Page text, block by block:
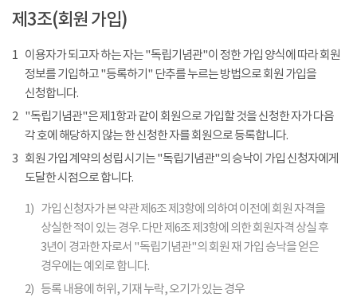
제3조(회원 가입)
1 이용자가 되고자 하는 자는 "독립기념관"이 정한 가입 양식에 따라 회원
정보를 기입하고 "등록하기" 단추를 누르는 방법으로 회원 가입을
신청합니다.
2 "독립기념관"은 제1항과 같이 회원으로 가입할 것을 신청한 자가 다음
각 호에 해당하지 않는 한 신청한 자를 회원으로 등록합니다.
3 회원 가입 계약의 성립 시기는 "독립기념관"의 승낙이 가입 신청자에게
도달한 시점으로 합니다.
1) 가입 신청자가 본 약관 제6조 제3항에 의하여 이전에 회원 자격을
상실한 적이 있는 경우. 다만 제6조 제3항에 의한 회원자격 상실 후
3년이 경과한 자로서 "독립기념관"의 회원 재 가입 승낙을 얻은
경우에는 예외로 합니다.
2) 등록 내용에 허위, 기재 누락, 오기가 있는 경우